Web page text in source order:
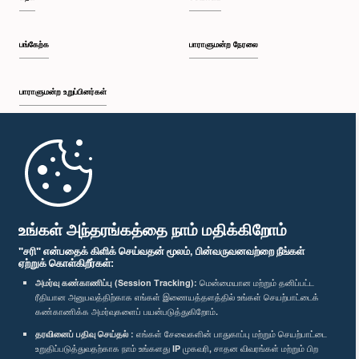
உங்கள் அந்தரங்கத்தை நாம் மதிக்கிறோம்
"சரி" என்பதைக் கிளிக் செய்வதன் மூலம், பின்வருவனவற்றை நீங்கள்
ஏற்றுக் கொள்கிறீர்கள்:
அமர்வு கண்காணிப்பு (Session Tracking): மென்மையான மற்றும் தனிப்பட்ட
ரீதியான அனுபவத்திற்காக எங்கள் இணையத்தளத்தில் உங்கள் செயற்பாட்டைக்
கண்காணிக்க அமர்வுகளைப் பயன்படுத்துகிறோம்.
தரவினைப் பதிவு செய்தல் : எங்கள் சேவைகளின் பாதுகாப்பு மற்றும் செயற்பாட்டை
உறுதிப்படுத்துவதற்காக நாம் உங்களது IP முகவரி, சாதன விவரங்கள் மற்றும் பிற
பங்கேற்க
பாராளுமன்ற உறுப்பினர்கள்
முதற்பக்கம்
பாராளுமன்ற நேரலை
பாராளுமன்ற கையடக்க செயலி
எம்மை பின்தொடர்க :
விருதுகள்